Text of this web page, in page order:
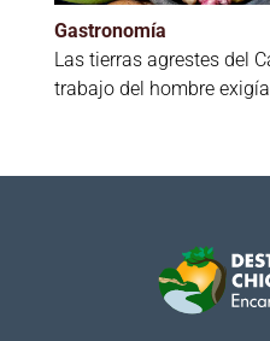
Gastronomía
Las tierras agrestes del
trabajo del hombre